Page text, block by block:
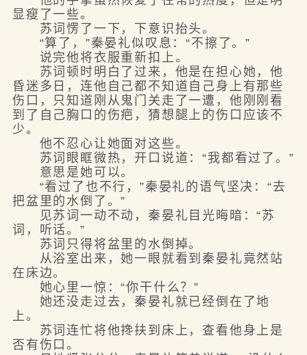
显瘦了一些。
苏词愣了一下，下意识抬头。
“算了，”秦晏礼似叹息：“不擦了。”
说完他将衣服重新扣上。
苏词顿时明白了过来，他是在担心她，他
昏迷多日，连他自己都不知道自己身上有那些
伤口，只知道刚从鬼门关走了一遭，他刚刚看
到了自己胸口的伤疤，猜想腿上的伤口应该不
少。
他不忍心让她面对这些。
苏词眼眶微热，开口说道：“我都看过了。”
意思是她可以。
“看过了也不行，”秦晏礼的语气坚决：“去
把盆里的水倒了。”
见苏词一动不动，秦晏礼目光晦暗：“苏
词，听话。”
苏词只得将盆里的水倒掉。
从浴室出来，她一眼就看到秦晏礼竟然站
在床边。
她心里一惊：“你干什么？”
她还没走过去，秦晏礼就已经倒在了地
上。
苏词连忙将他搀扶到床上，查看他身上是
否有伤口。